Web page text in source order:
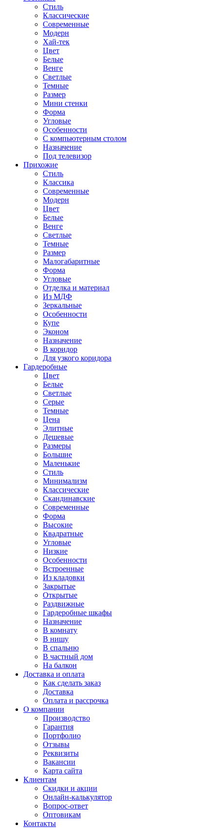
Стиль
Классические
Современные
Модерн
Хай-тек
Цвет
Белые
Венге
Светлые
Темные
Размер
Мини стенки
Форма
Угловые
Особенности
С компьютерным столом
Назначение
Под телевизор
Прихожие
Стиль
Классика
Современные
Модерн
Цвет
Белые
Венге
Светлые
Темные
Размер
Малогабаритные
Форма
Угловые
Отделка и материал
Из МДФ
Зеркальные
Особенности
Купе
Эконом
Назначение
В коридор
Для узкого коридора
Гардеробные
Цвет
Белые
Светлые
Серые
Темные
Цена
Элитные
Дешевые
Размеры
Большие
Маленькие
Стиль
Минимализм
Классические
Скандинавские
Современные
Форма
Высокие
Квадратные
Угловые
Низкие
Особенности
Встроенные
Из кладовки
Закрытые
Открытые
Раздвижные
Гардеробные шкафы
Назначение
В комнату
В нишу
В спальню
В частный дом
На балкон
Доставка и оплата
Как сделать заказ
Доставка
Оплата и рассрочка
О компании
Производство
Гарантия
Портфолио
Отзывы
Реквизиты
Вакансии
Карта сайта
Клиентам
Скидки и акции
Онлайн-калькулятор
Вопрос-ответ
Оптовикам
Контакты